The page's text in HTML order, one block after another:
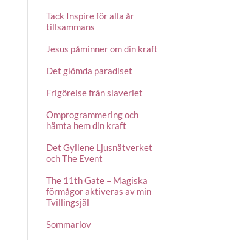
Tack Inspire för alla år
tillsammans
Jesus påminner om din kraft
Det glömda paradiset
Frigörelse från slaveriet
Omprogrammering och
hämta hem din kraft
Det Gyllene Ljusnätverket
och The Event
The 11th Gate – Magiska
förmågor aktiveras av min
Tvillingsjäl
Sommarlov